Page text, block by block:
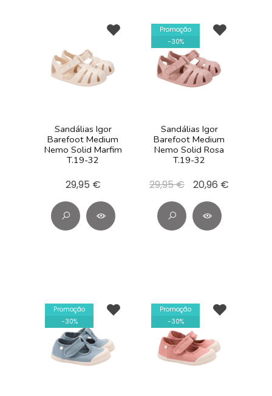
Sandálias Igor
Barefoot Medium
Nemo Solid Marfim
T.19-32
29,95 €
Promoção
-30%
Sandálias Igor
Barefoot Medium
Nemo Solid Rosa
T.19-32
29,95 € 20,96 €
Promoção
-30%
Promoção
-30%